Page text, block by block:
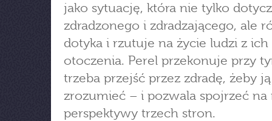
jako sytuację, która nie tylko
zdradzonego i zdradzającego, ale
dotyka i rzutuje na życie ludzi z ich
otoczenia. Perel przekonuje przy
trzeba przejść przez zdradę, żeby ją
zrozumieć – i pozwala spojrzeć na
perspektywy trzech stron.